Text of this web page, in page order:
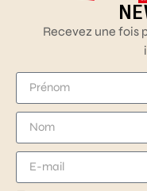
Recevez une fois